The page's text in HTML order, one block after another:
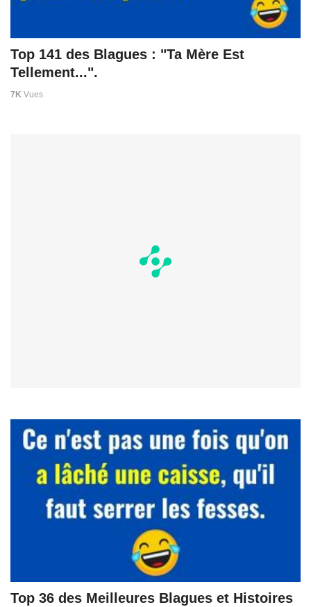
Top 141 des Blagues : "Ta Mère Est
Tellement...".
7K Vues
Top 36 des Meilleures Blagues et Histoires